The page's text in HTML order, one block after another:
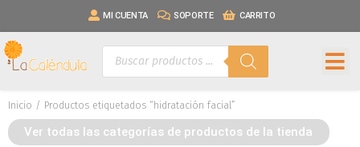
MI CUENTA SOPORTE CARRITO
Inicio / Productos etiquetados “hidratación facial”
Ver todas las categorías de productos de la tienda